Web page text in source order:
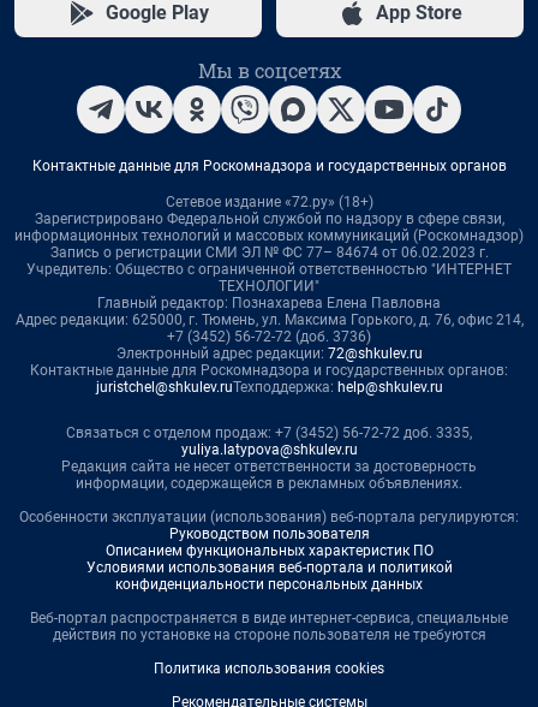
Google Play App Store
Мы в соцсетях
Контактные данные для Роскомнадзора и государственных органов
Сетевое издание «72.ру» (18+)
Зарегистрировано Федеральной службой по надзору в сфере связи,
информационных технологий и массовых коммуникаций (Роскомнадзор)
Запись о регистрации СМИ ЭЛ № ФС 77– 84674 от 06.02.2023 г.
Учредитель: Общество с ограниченной ответственностью "ИНТЕРНЕТ
ТЕХНОЛОГИИ"
Главный редактор: Познахарева Елена Павловна
Адрес редакции: 625000, г. Тюмень, ул. Максима Горького, д. 76, офис 214,
+7 (3452) 56-72-72 (доб. 3736)
Электронный адрес редакции: 72@shkulev.ru
Контактные данные для Роскомнадзора и государственных органов:
juristchel@shkulev.ruТехподдержка: help@shkulev.ru
Связаться с отделом продаж: +7 (3452) 56-72-72 доб. 3335,
yuliya.latypova@shkulev.ru
Редакция сайта не несет ответственности за достоверность
информации, содержащейся в рекламных объявлениях.
Особенности эксплуатации (использования) веб-портала регулируются:
Руководством пользователя
Описанием функциональных характеристик ПО
Условиями использования веб-портала и политикой
конфиденциальности персональных данных
Веб-портал распространяется в виде интернет-сервиса, специальные
действия по установке на стороне пользователя не требуются
Политика использования cookies
Рекомендательные системы